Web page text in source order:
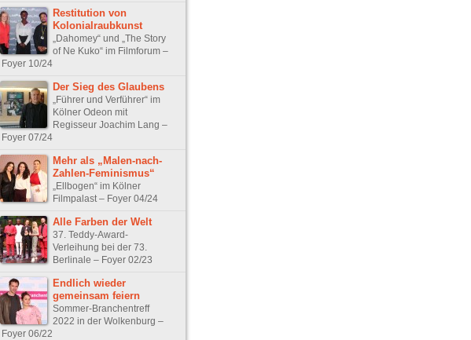
Restitution von
Kolonialraubkunst
„Dahomey“ und „The Story
of Ne Kuko“ im Filmforum –
Foyer 10/24
Der Sieg des Glaubens
„Führer und Verführer“ im
Kölner Odeon mit
Regisseur Joachim Lang –
Foyer 07/24
Mehr als „Malen-nach-
Zahlen-Feminismus“
„Ellbogen“ im Kölner
Filmpalast – Foyer 04/24
Alle Farben der Welt
37. Teddy-Award-
Verleihung bei der 73.
Berlinale – Foyer 02/23
Endlich wieder
gemeinsam feiern
Sommer-Branchentreff
2022 in der Wolkenburg –
Foyer 06/22